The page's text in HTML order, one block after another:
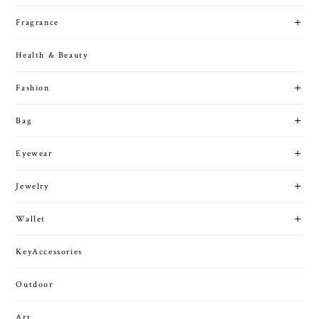
Fragrance
Health & Beauty
Fashion
Bag
Eyewear
Jewelry
Wallet
KeyAccessories
Outdoor